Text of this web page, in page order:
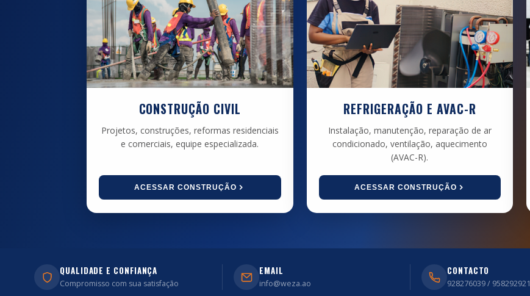
CONSTRUÇÃO CIVIL
Projetos, construções, reformas residenciais
e comerciais, equipe especializada.
ACESSAR CONSTRUÇÃO
REFRIGERAÇÃO E AVAC-R
Instalação, manutenção, reparação de ar
condicionado, ventilação, aquecimento
(AVAC-R).
ACESSAR CONSTRUÇÃO
QUALIDADE E CONFIANÇA
Compromisso com sua satisfação
EMAIL
info@weza.ao
CONTACTO
928276039 / 958292921